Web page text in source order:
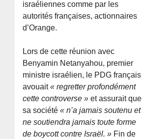
israéliennes comme par les
autorités françaises, actionnaires
d’Orange.
Lors de cette réunion avec
Benyamin Netanyahou, premier
ministre israélien, le PDG français
avouait« regretter profondément
cette controverse » et assurait que
sa société« n’a jamais soutenu et
ne soutiendra jamais toute forme
de boycott contre Israël. » Fin de